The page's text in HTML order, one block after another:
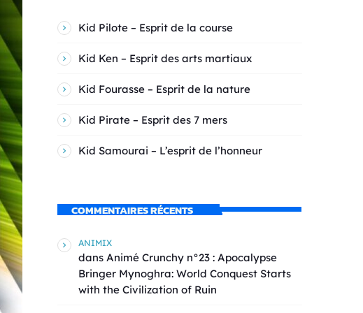
Kid Pilote – Esprit de la course
Kid Ken – Esprit des arts martiaux
Kid Fourasse – Esprit de la nature
Kid Pirate – Esprit des 7 mers
Kid Samourai – L’esprit de l’honneur
COMMENTAIRES RÉCENTS
ANIMIX
dans Animé Crunchy n°23 : Apocalypse
Bringer Mynoghra: World Conquest Starts
with the Civilization of Ruin